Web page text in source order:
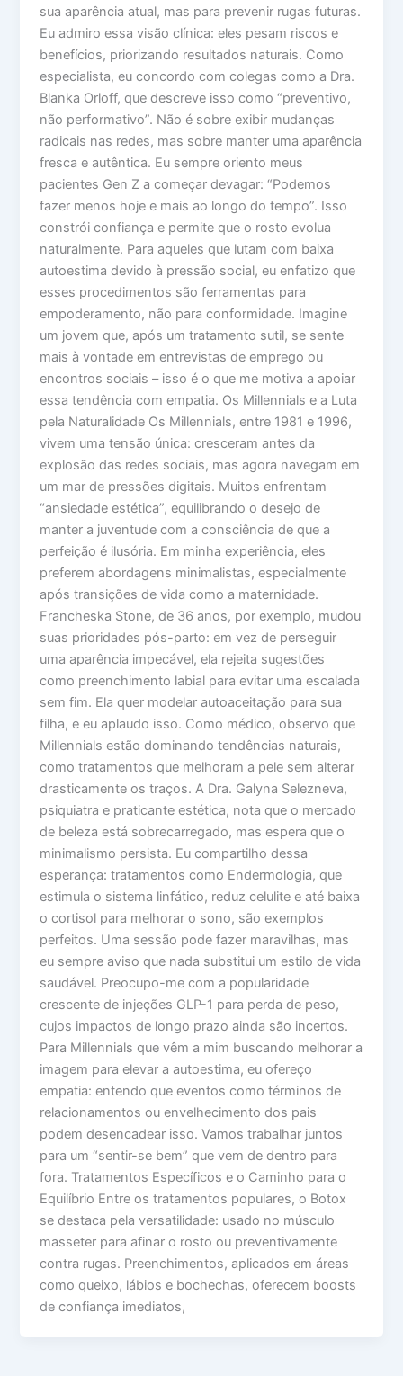
sua aparência atual, mas para prevenir rugas futuras.
Eu admiro essa visão clínica: eles pesam riscos e
benefícios, priorizando resultados naturais. Como
especialista, eu concordo com colegas como a Dra.
Blanka Orloff, que descreve isso como “preventivo,
não performativo”. Não é sobre exibir mudanças
radicais nas redes, mas sobre manter uma aparência
fresca e autêntica. Eu sempre oriento meus
pacientes Gen Z a começar devagar: “Podemos
fazer menos hoje e mais ao longo do tempo”. Isso
constrói confiança e permite que o rosto evolua
naturalmente. Para aqueles que lutam com baixa
autoestima devido à pressão social, eu enfatizo que
esses procedimentos são ferramentas para
empoderamento, não para conformidade. Imagine
um jovem que, após um tratamento sutil, se sente
mais à vontade em entrevistas de emprego ou
encontros sociais – isso é o que me motiva a apoiar
essa tendência com empatia. Os Millennials e a Luta
pela Naturalidade Os Millennials, entre 1981 e 1996,
vivem uma tensão única: cresceram antes da
explosão das redes sociais, mas agora navegam em
um mar de pressões digitais. Muitos enfrentam
“ansiedade estética”, equilibrando o desejo de
manter a juventude com a consciência de que a
perfeição é ilusória. Em minha experiência, eles
preferem abordagens minimalistas, especialmente
após transições de vida como a maternidade.
Francheska Stone, de 36 anos, por exemplo, mudou
suas prioridades pós-parto: em vez de perseguir
uma aparência impecável, ela rejeita sugestões
como preenchimento labial para evitar uma escalada
sem fim. Ela quer modelar autoaceitação para sua
filha, e eu aplaudo isso. Como médico, observo que
Millennials estão dominando tendências naturais,
como tratamentos que melhoram a pele sem alterar
drasticamente os traços. A Dra. Galyna Selezneva,
psiquiatra e praticante estética, nota que o mercado
de beleza está sobrecarregado, mas espera que o
minimalismo persista. Eu compartilho dessa
esperança: tratamentos como Endermologia, que
estimula o sistema linfático, reduz celulite e até baixa
o cortisol para melhorar o sono, são exemplos
perfeitos. Uma sessão pode fazer maravilhas, mas
eu sempre aviso que nada substitui um estilo de vida
saudável. Preocupo-me com a popularidade
crescente de injeções GLP-1 para perda de peso,
cujos impactos de longo prazo ainda são incertos.
Para Millennials que vêm a mim buscando melhorar a
imagem para elevar a autoestima, eu ofereço
empatia: entendo que eventos como términos de
relacionamentos ou envelhecimento dos pais
podem desencadear isso. Vamos trabalhar juntos
para um “sentir-se bem” que vem de dentro para
fora. Tratamentos Específicos e o Caminho para o
Equilíbrio Entre os tratamentos populares, o Botox
se destaca pela versatilidade: usado no músculo
masseter para afinar o rosto ou preventivamente
contra rugas. Preenchimentos, aplicados em áreas
como queixo, lábios e bochechas, oferecem boosts
de confiança imediatos,